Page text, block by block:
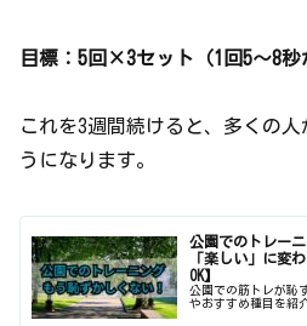
目標：5回×3セット（1回5〜8秒
これを3週間続けると、多くの
うになります。
公園でのトレー
「楽しい」に変
OK】
公園での筋トレが恥
やおすすめ種目を紹